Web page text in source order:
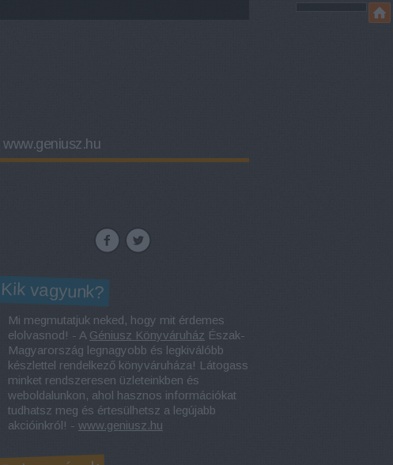
www.geniusz.hu
Kik vagyunk?
Mi megmutatjuk neked, hogy mit érdemes
elolvasnod! - A Géniusz Könyváruház Észak-
Magyarország legnagyobb és legkiválóbb
készlettel rendelkező könyváruháza! Látogass
minket rendszeresen üzleteinkben és
weboldalunkon, ahol hasznos információkat
tudhatsz meg és értesülhetsz a legújabb
akcióinkról! - www.geniusz.hu